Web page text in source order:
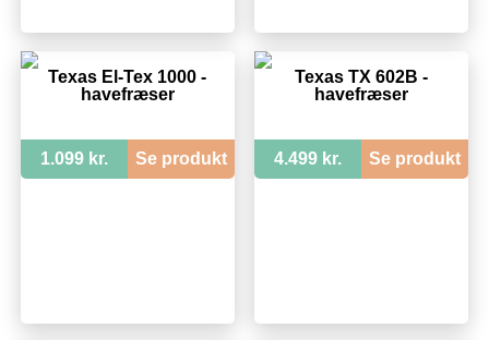
Texas El-Tex 1000 -
havefræser
1.099 kr. Se produkt
Texas TX 602B -
havefræser
4.499 kr. Se produkt